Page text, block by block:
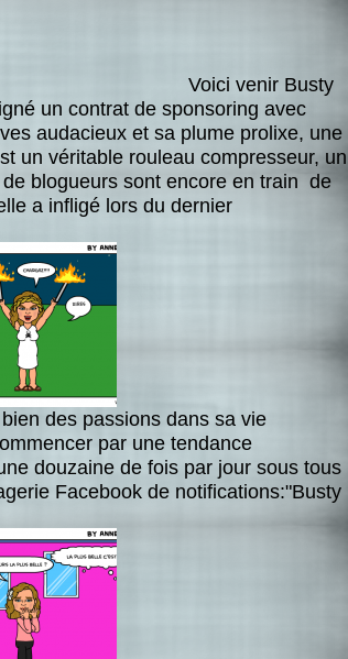
Voici venir Busty
un contrat de sponsoring avec
audacieux et sa plume prolixe, une
un véritable rouleau compresseur, un
blogueurs sont encore en train de
a infligé lors du dernier
des passions dans sa vie
par une tendance
douzaine de fois par jour sous tous
Facebook de notifications:"Busty